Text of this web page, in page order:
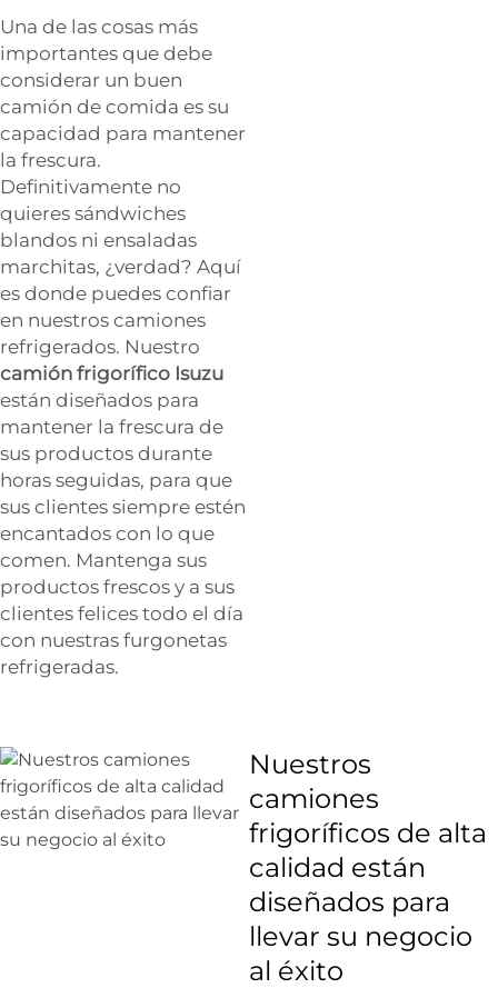
Una de las cosas más
importantes que debe
considerar un buen
camión de comida es su
capacidad para mantener
la frescura.
Definitivamente no
quieres sándwiches
blandos ni ensaladas
marchitas, ¿verdad? Aquí
es donde puedes confiar
en nuestros camiones
refrigerados. Nuestro
camión frigorífico Isuzu
están diseñados para
mantener la frescura de
sus productos durante
horas seguidas, para que
sus clientes siempre estén
encantados con lo que
comen. Mantenga sus
productos frescos y a sus
clientes felices todo el día
con nuestras furgonetas
refrigeradas.
Nuestros
camiones
frigoríficos de alta
calidad están
diseñados para
llevar su negocio
al éxito